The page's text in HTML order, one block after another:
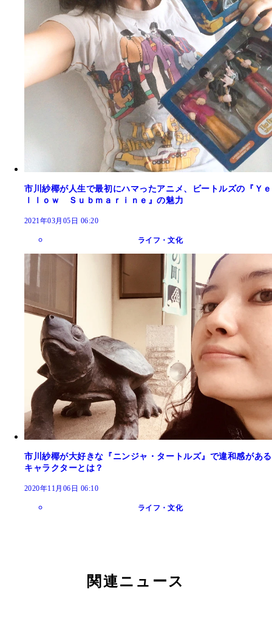
市川紗椰が人生で最初にハマったアニメ、ビートルズの『Ｙｅ
ｌｌｏｗ Ｓｕｂｍａｒｉｎｅ』の魅力
2021年03月05日 06:20
ライフ・文化
市川紗椰が大好きな『ニンジャ・タートルズ』で違和感がある
キャラクターとは？
2020年11月06日 06:10
ライフ・文化
関連ニュース